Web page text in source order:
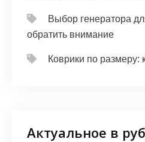
Выбор генератора
обратить внимание
Коврики по размеру:
Актуальное в